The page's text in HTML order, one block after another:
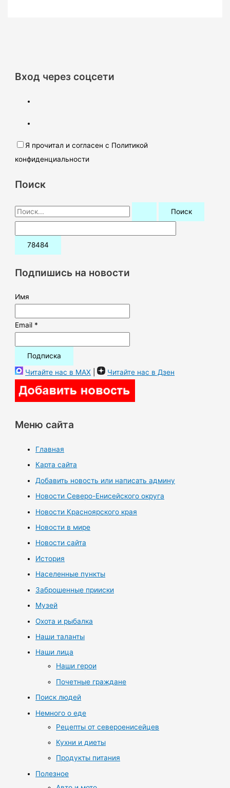
Вход через соцсети
Я прочитал и согласен с Политикой
конфиденциальности
Поиск
П
о
и
:Подпишись на новости
Имя
Email *
Читайте нас в MAX | Читайте нас в Дзен
Меню сайта
Главная
Карта сайта
Добавить новость или написать админу
Новости Северо-Енисейского округа
Новости Красноярского края
Новости в мире
Новости сайта
История
Населенные пункты
Заброшенные прииски
Музей
Охота и рыбалка
Наши таланты
Наши лица
Наши герои
Почетные граждане
Поиск людей
Немного о еде
Рецепты от североенисейцев
Кухни и диеты
Продукты питания
Полезное